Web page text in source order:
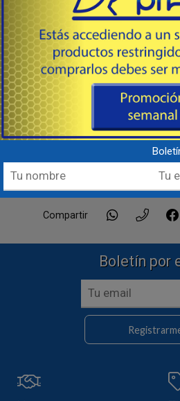
Armería, Tiempo Libre & Accesorios
092 220 107
WhatsApp
Lunes a Viernes de 8:00 a 17:00
Av. Agraciada 2958 Esq. E.
Montevideo
Compartir
Boletín por